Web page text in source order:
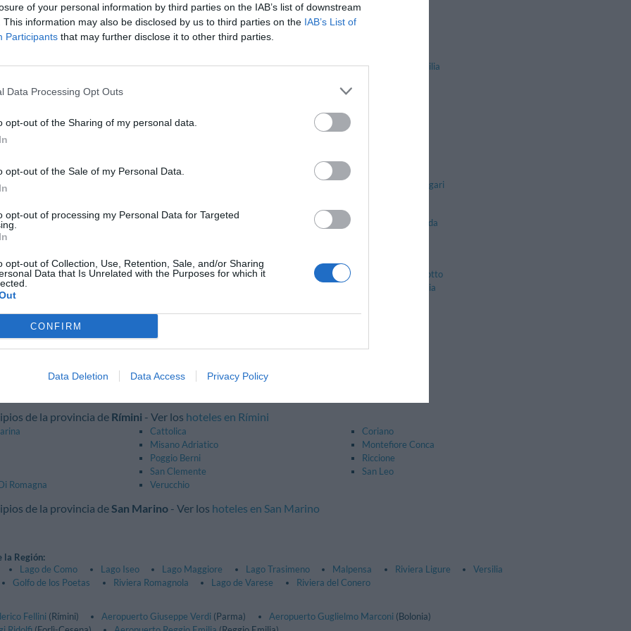
of your personal information by third parties on the IAB’s list of downstream
This information may also be disclosed by us to third parties on the IAB’s List of
Participants that may further disclose it to other third parties.
Data Processing Opt Outs
opt-out of the Sharing of my personal data.
opt-out of the Sale of my Personal Data.
opt-out of processing my Personal Data for Targeted
opt-out of Collection, Use, Retention, Sale, and/or Sharing
Data that Is Unrelated with the Purposes for which it
CONFIRM
Data Deletion Data Access Privacy Policy
Gatteo
Carpi
Castelfranco Emilia
Vignola
de la provincia de
Montechiarugolo
Varano De' Melegari
de la provincia de Piacenza - Ver los hoteles en Piacenza
Fiorenzuola D'arda
de la provincia deReggio Emilia- Ver loshoteles en Reggio Emilia
Campegine
Castelnovo Di Sotto
Montecchio Emilia
Scandiano
de la provincia deRávena- Ver los
Brisighella
Cervia
Riolo Terme
de la provincia de Rímini - Ver los hoteles en Rímini
Cattolica
Coriano
Misano Adriatico
Montefiore Conca
Poggio Berni
Riccione
San Clemente
San Leo
Romagna
Verucchio
de la provincia de San Marino - Ver los hoteles en San Marino
la Región:
Lago de Como Lago Iseo Lago Maggiore Lago Trasimeno Malpensa Riviera Ligure
Versilia
Golfo de los Poetas Riviera Romagnola Lago de Varese
Riviera del Conero
Fellini (Rímini) Aeropuerto Giuseppe Verdi (Parma) Aeropuerto Guglielmo Marconi (Bolonia)